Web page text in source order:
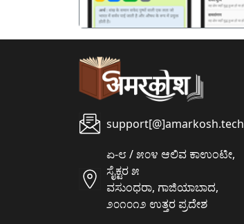
support[@]amarkosh.tech
ಏ-೮ / ೫೦೪ ಆಲಿವ ಕಾಉಂಟೀ,
ಸೈಕ್ಟರ ೫
ವಸುಂಧರಾ, ಗಾಜಿಯಾಬಾದ,
೨೦೧೦೧೨ ಉತ್ತರ ಪ್ರದೇಶ